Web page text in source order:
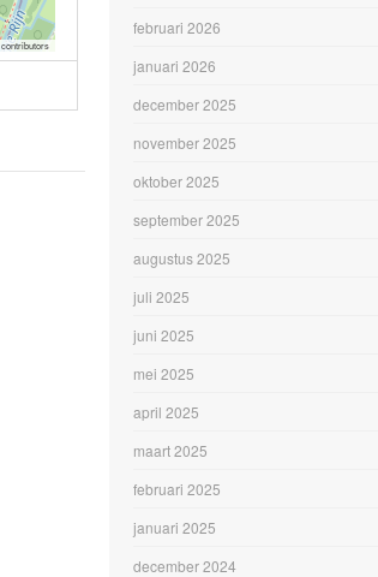
contributors
februari 2026
januari 2026
december 2025
november 2025
oktober 2025
september 2025
augustus 2025
juli 2025
juni 2025
mei 2025
april 2025
maart 2025
februari 2025
januari 2025
december 2024